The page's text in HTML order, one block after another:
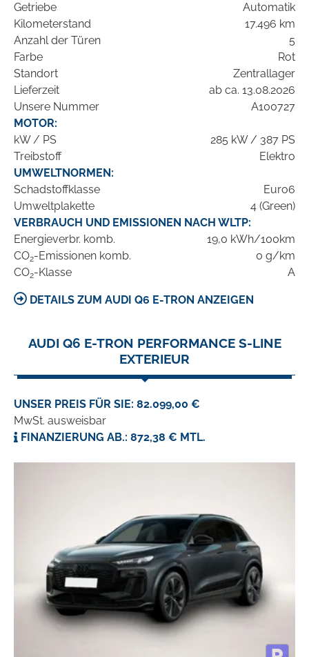
Getriebe
Automatik
Kilometerstand
17.496 km
Anzahl der Türen
5
Farbe
Rot
Standort
Zentrallager
Lieferzeit
ab ca. 13.08.2026
Unsere Nummer
A100727
MOTOR:
kW / PS
285 kW / 387 PS
Treibstoff
Elektro
UMWELTNORMEN:
Schadstoffklasse
Euro6
Umweltplakette
4 (Green)
VERBRAUCH UND EMISSIONEN NACH WLTP:
Energieverbr. komb.
19,0 kWh/100km
CO2-Emissionen komb.
0 g/km
CO2-Klasse A
DETAILS ZUM AUDI Q6 E-TRON ANZEIGEN
AUDI Q6 E-TRON PERFORMANCE S-LINE
EXTERIEUR
UNSER PREIS FÜR SIE: 82.099,00 €
MwSt. ausweisbar
FINANZIERUNG AB.: 872,38 € MTL.